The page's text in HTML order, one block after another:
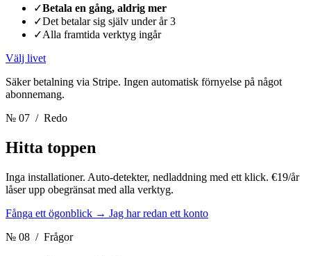
✓Betala en gång, aldrig mer
✓Det betalar sig själv under år 3
✓Alla framtida verktyg ingår
Välj livet
Säker betalning via Stripe. Ingen automatisk förnyelse på något
abonnemang.
№ 07 / Redo
Hitta toppen
Inga installationer. Auto-detekter, nedladdning med ett klick. €19/år
låser upp obegränsat med alla verktyg.
Fånga ett ögonblick → Jag har redan ett konto
№ 08 / Frågor